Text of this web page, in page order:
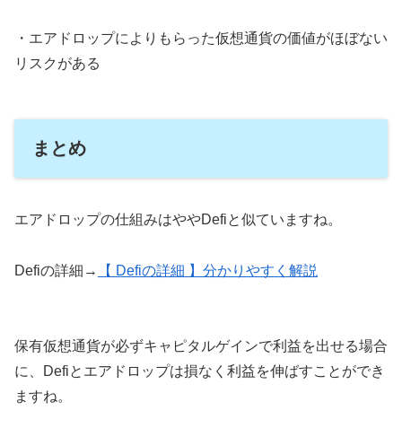
・エアドロップによりもらった仮想通貨の価値がほぼない
リスクがある
まとめ
エアドロップの仕組みはややDefiと似ていますね。
Defiの詳細→ 【 Defiの詳細 】分かりやすく解説
保有仮想通貨が必ずキャピタルゲインで利益を出せる場合
に、Defiとエアドロップは損なく利益を伸ばすことができ
ますね。